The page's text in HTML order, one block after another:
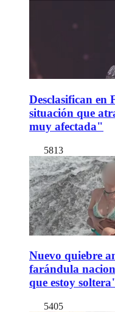
Desclasifican en
situación que
muy afectada"
5813
Nuevo quiebre
farándula
que estoy
5405